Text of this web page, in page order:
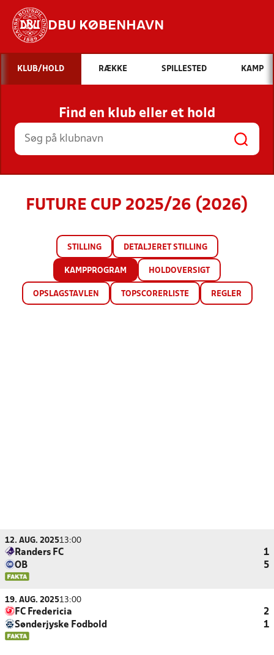
DBU KØBENHAVN
Hvad vil du søge efter?
INDHOLD OG NYHEDER
STILLINGER, RESULTATER, KLUBBER OG
HOLD
KLUB/HOLD RÆKKE SPILLESTED KAMP
Find en klub eller et hold
FUTURE CUP 2025/26 (2026)
STILLING DETALJERET STILLING
KAMPPROGRAM HOLDOVERSIGT
OPSLAGSTAVLEN TOPSCORERLISTE REGLER
12. AUG. 202513:00
Randers FC
1
OB
5
19. AUG. 202513:00
FC Fredericia
2
Sønderjyske Fodbold
1